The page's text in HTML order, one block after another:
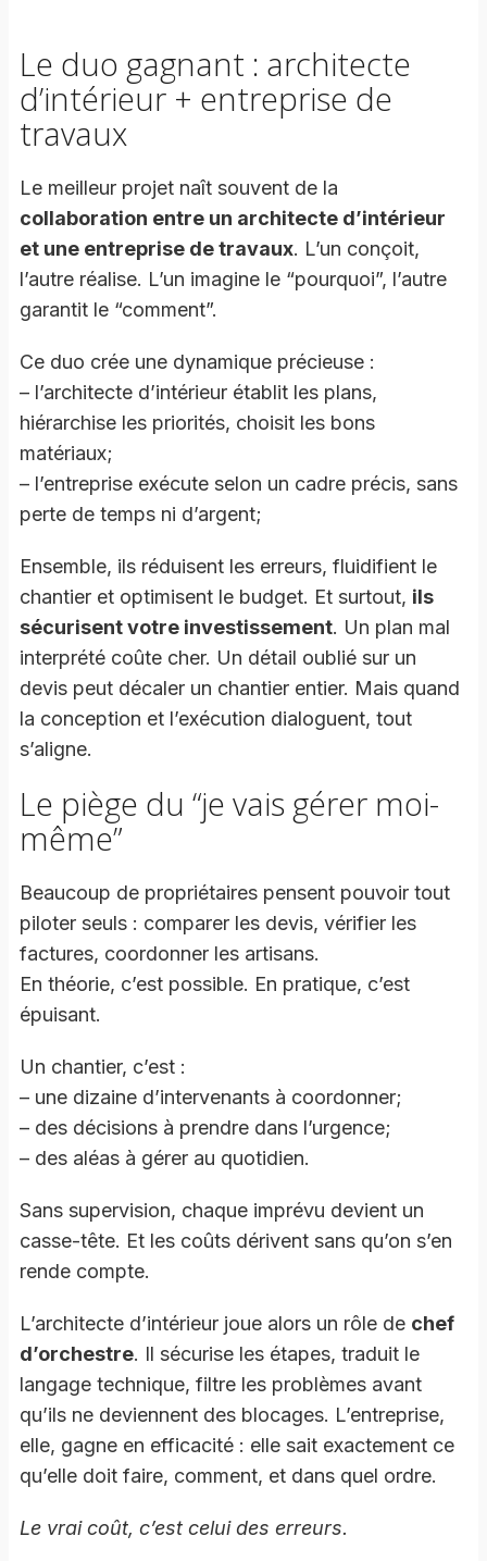
Le duo gagnant : architecte
d’intérieur + entreprise de
travaux
Le meilleur projet naît souvent de la
collaboration entre un architecte d’intérieur
et une entreprise de travaux. L’un conçoit,
l’autre réalise. L’un imagine le “pourquoi”, l’autre
garantit le “comment”.
Ce duo crée une dynamique précieuse :
– l’architecte d’intérieur établit les plans,
hiérarchise les priorités, choisit les bons
matériaux;
– l’entreprise exécute selon un cadre précis, sans
perte de temps ni d’argent;
Ensemble, ils réduisent les erreurs, fluidifient le
chantier et optimisent le budget. Et surtout, ils
sécurisent votre investissement. Un plan mal
interprété coûte cher. Un détail oublié sur un
devis peut décaler un chantier entier. Mais quand
la conception et l’exécution dialoguent, tout
s’aligne.
Le piège du “je vais gérer moi-
même”
Beaucoup de propriétaires pensent pouvoir tout
piloter seuls : comparer les devis, vérifier les
factures, coordonner les artisans.
En théorie, c’est possible. En pratique, c’est
épuisant.
Un chantier, c’est :
– une dizaine d’intervenants à coordonner;
– des décisions à prendre dans l’urgence;
– des aléas à gérer au quotidien.
Sans supervision, chaque imprévu devient un
casse-tête. Et les coûts dérivent sans qu’on s’en
rende compte.
L’architecte d’intérieur joue alors un rôle de chef
d’orchestre. Il sécurise les étapes, traduit le
langage technique, filtre les problèmes avant
qu’ils ne deviennent des blocages. L’entreprise,
elle, gagne en efficacité : elle sait exactement ce
qu’elle doit faire, comment, et dans quel ordre.
Le vrai coût, c’est celui des erreurs.